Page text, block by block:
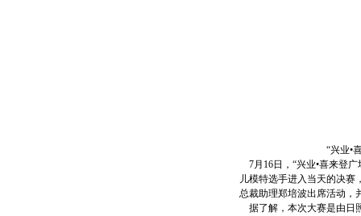
“兴业•喜来登广场
7月16日，“兴业•喜来登
儿模特选手进入当天的决
总裁助理郑培波出席活动，
据了解，本次大赛是由日